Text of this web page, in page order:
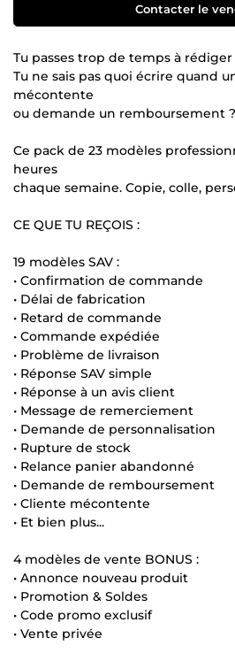
Contacter le
Tu passes trop de temps à
Tu ne sais pas quoi écrire quand
mécontente
ou demande un remboursement ?
Ce pack de 23 modèles
heures
chaque semaine. Copie, colle,
CE QUE TU REÇOIS :
19 modèles SAV :
• Confirmation de commande
• Délai de fabrication
• Retard de commande
• Commande expédiée
• Problème de livraison
• Réponse SAV simple
• Réponse à un avis client
• Message de remerciement
• Demande de personnalisation
• Rupture de stock
• Relance panier abandonné
• Demande de remboursement
• Cliente mécontente
• Et bien plus...
4 modèles de vente BONUS :
• Annonce nouveau produit
• Promotion & Soldes
• Code promo exclusif
• Vente privée